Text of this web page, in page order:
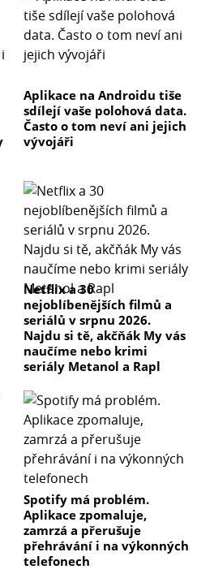
Aplikace na Androidu tiše
sdílejí vaše polohová data.
Často o tom neví ani jejich
vývojáři
Netflix a 30
nejoblíbenějších filmů a
seriálů v srpnu 2026.
Najdu si tě, akčňák My vás
naučíme nebo krimi
seriály Metanol a Rapl
Spotify má problém.
Aplikace zpomaluje,
zamrzá a přerušuje
přehrávání i na výkonných
telefonech